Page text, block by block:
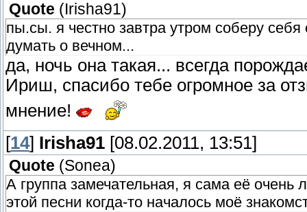
Quote (Irisha91)
пы.сы. я честно завтра утром соберу
думать о вечном...
да, ночь она такая... всегда
Ириш, спасибо тебе огромное за
мнение!
[14] Irisha91 [08.02.2011, 13:51]
Quote (Sonea)
А группа замечательная, я сама её
этой песни когда-то началось моё